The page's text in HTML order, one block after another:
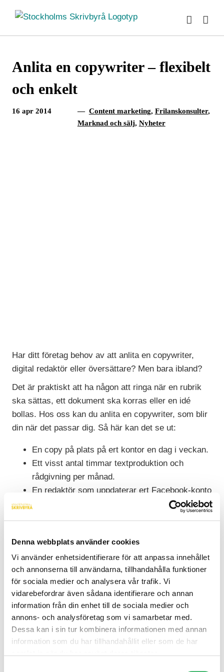
Denna webbplats använder cookies
Vi använder enhetsidentifierare för att anpassa innehållet
och annonserna till användarna, tillhandahålla funktioner
för sociala medier och analysera vår trafik. Vi
vidarebefordrar även sådana identifierare och annan
information från din enhet till de sociala medier och
annons- och analysföretag som vi samarbetar med.
Dessa kan i sin tur kombinera informationen med annan
information som du har tillhandahållit eller som de har
innehållet
Anlita en copywriter – flexibelt
och enkelt
16 apr 2014 — Content marketing, Frilanskonsulter,
Marknad och sälj, Nyheter
Har ditt företag behov av att anlita en copywriter,
digital redaktör eller översättare? Men bara ibland?
Det är praktiskt att ha någon att ringa när en rubrik
ska sättas, ett dokument ska korras eller en idé
bollas. Hos oss kan du anlita en copywriter, som blir
din när det passar dig. Så här kan det se ut:
En copy på plats på ert kontor en dag i veckan.
Ett visst antal timmar textproduktion och
rådgivning per månad.
En redaktör som uppdaterar ert Facebook-konto
månadspris
Våra frilansande skribenter älskar löpande uppdrag
och återkommande kunder. Att lära känna sin kund
skapar goda förutsättningar för att göra ett riktigt bra
jobb.
Ditt företag får hjälp när ni behöver. Detta av en